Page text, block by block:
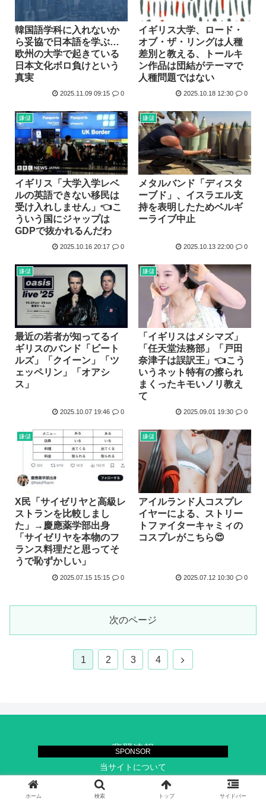
SPONSOR
韓国語学科に入れないか
ら妥協で日本語を学ぶ…
欧州の大学で起きている
日本文化ボロ負けという
真実
2025.11.09 09:15 0
イギリス大学、ロード・
オブ・ザ・リングは人種
差別と教える、トールキ
ン作品は団結がテーマで
人種問題ではない
2025.10.18 12:30 0
嫌儲
イギリス「大学入学レベ
ルの英語できない移民は
受け入れしません」👈こ
ういう国にジャップは
GDPで抜かれるんだわ
2025.10.16 20:17 0
嫌儲
メタルバンド「ディスタ
ーブド」、イスラエル支
持を表明したためベルギ
ーライブ中止
2025.10.13 22:00 0
嫌儲
最近の若者が知ってるイ
ギリスのバンド「ビート
ルズ」「クイーン」「ツ
ェッペリン」「オアシ
ス」
2025.10.07 19:46 0
嫌儲
「イギリスはメシマズ」
「任天堂法務部」「戸田
奈津子は誤訳王」👈こう
いうネット特有の擦られ
まくったキモいノリ教え
て
2025.09.01 19:30 0
嫌儲
X民「サイゼリヤと高級レ
ストランを比較しまし
た」→慶應薬学部出身
「サイゼリヤを本物のフ
ランス料理だと思ってそ
うで恥ずかしい」
2025.07.15 15:15 0
嫌儲
アイルランド人コスプレ
イヤーによる、ストリー
トファイターキャミィの
コスプレがこちら😍
2025.07.12 10:30 0
次のページ
1 2 3 4
次
翡翠速報
当サイトについて
© 2019 翡翠速報.
ホーム 検索 トップ サイドバー